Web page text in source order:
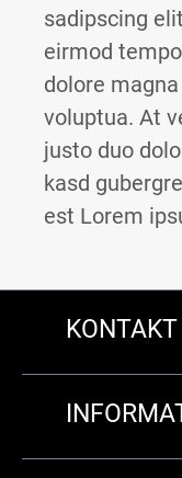
sadipscing
eirmod
dolore
voluptua. At
justo duo
kasd
est Lorem
KONTAKT